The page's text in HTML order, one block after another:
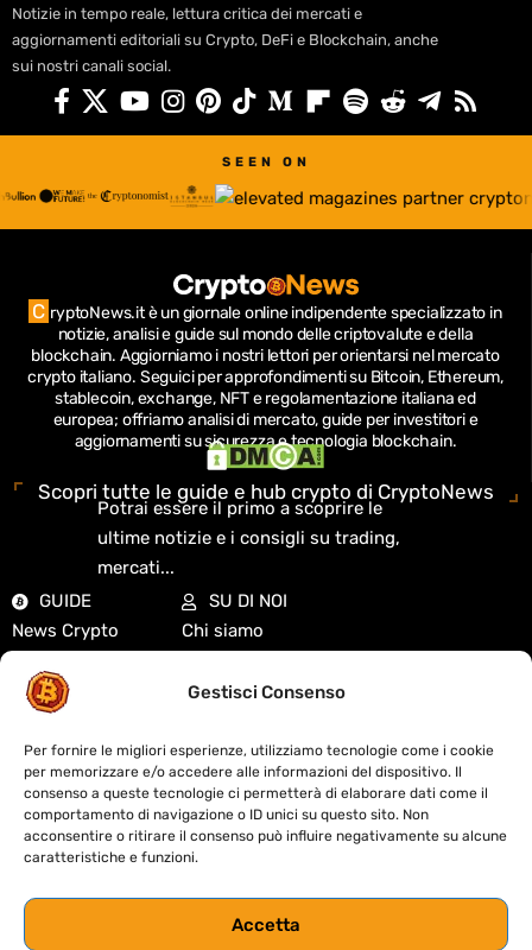
Gestisci Consenso
Per fornire le migliori esperienze, utilizziamo tecnologie come i cookie
per memorizzare e/o accedere alle informazioni del dispositivo. Il
consenso a queste tecnologie ci permetterà di elaborare dati come il
comportamento di navigazione o ID unici su questo sito. Non
acconsentire o ritirare il consenso può influire negativamente su alcune
caratteristiche e funzioni.
Accetta
Notizie in tempo reale, lettura critica dei mercati e
aggiornamenti editoriali su Crypto, DeFi e Blockchain, anche
sui nostri canali social.
SEEN ON
C ryptoNews.it è un giornale online indipendente specializzato in
notizie, analisi e guide sul mondo delle criptovalute e della
blockchain. Aggiorniamo i nostri lettori per orientarsi nel mercato
crypto italiano. Seguici per approfondimenti su Bitcoin, Ethereum,
stablecoin, exchange, NFT e regolamentazione italiana ed
europea; offriamo analisi di mercato, guide per investitori e
aggiornamenti su sicurezza e tecnologia blockchain.
Scopri tutte le guide e hub crypto di CryptoNews
Potrai essere il primo a scoprire le
ultime notizie e i consigli su trading,
mercati...
GUIDE
News Crypto
Guide Crypto
Exchange
Mercati e quotazioni
DeFi e Web3
Didattica
Biografie Crypto
Regolamentazione
SU DI NOI
Chi siamo
Cookie Policy
Disclaimer
Contatti
Fact-Checking
Sitemap
Codice etico